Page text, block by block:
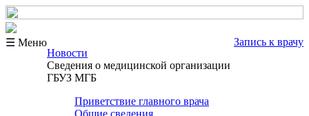
☰ Меню
Запись к врачу
Новости
Сведения о медицинской организации
ГБУЗ МГБ
Приветствие главного врача
Общие сведения